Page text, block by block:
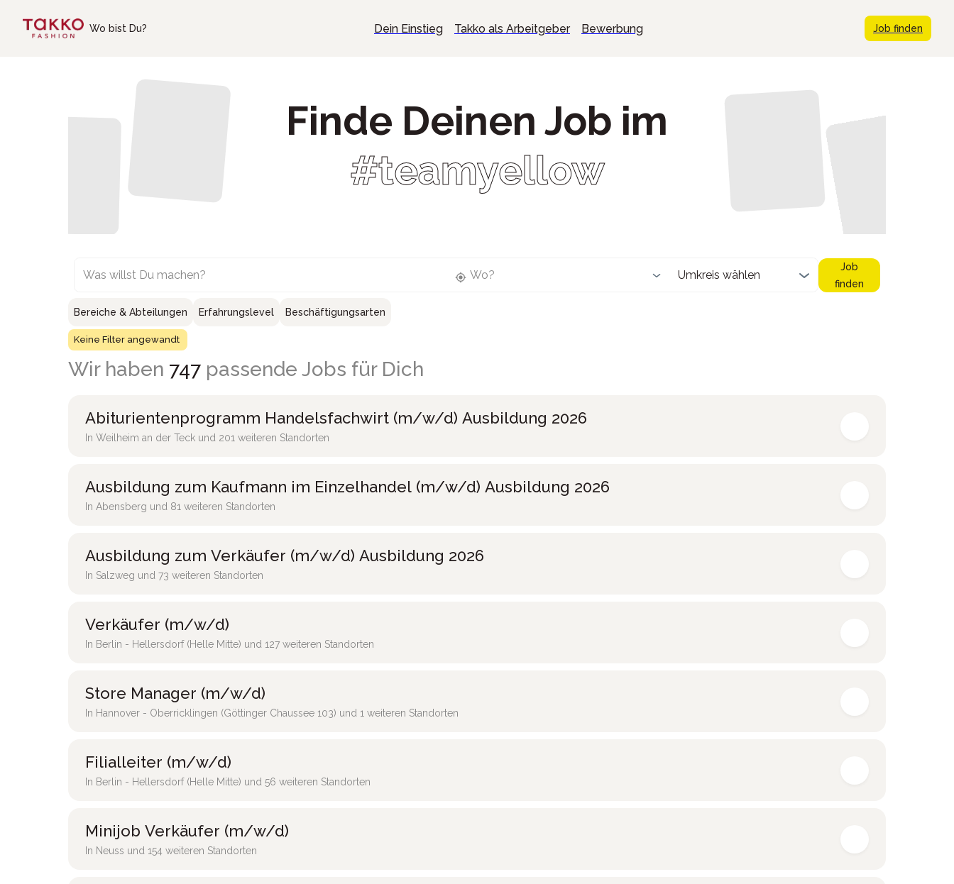
Wo bist Du? Dein Einstieg Takko als Arbeitgeber Bewerbung Job finden
Finde Deinen Job im
#teamyellow
Was willst Du machen? Wo? Umkreis wählen
Job
finden
Bereiche & Abteilungen Erfahrungslevel Beschäftigungsarten
Keine Filter angewandt
Wir haben 747 passende Jobs für Dich
Abiturientenprogramm Handelsfachwirt (m/w/d) Ausbildung 2026
In Weilheim an der Teck und 201 weiteren Standorten
Ausbildung zum Kaufmann im Einzelhandel (m/w/d) Ausbildung 2026
In Abensberg und 81 weiteren Standorten
Ausbildung zum Verkäufer (m/w/d) Ausbildung 2026
In Salzweg und 73 weiteren Standorten
Verkäufer (m/w/d)
In Berlin - Hellersdorf (Helle Mitte) und 127 weiteren Standorten
Store Manager (m/w/d)
In Hannover - Oberricklingen (Göttinger Chaussee 103) und 1 weiteren Standorten
Filialleiter (m/w/d)
In Berlin - Hellersdorf (Helle Mitte) und 56 weiteren Standorten
Minijob Verkäufer (m/w/d)
In Neuss und 154 weiteren Standorten